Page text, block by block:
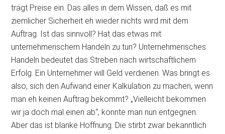
trägt Preise ein. Das alles in dem Wissen, daß es mit
ziemlicher Sicherheit eh wieder nichts wird mit dem
Auftrag. Ist das sinnvoll? Hat das etwas mit
unternehmerischem Handeln zu tun? Unternehmerisches
Handeln bedeutet das Streben nach wirtschaftlichem
Erfolg. Ein Unternehmer will Geld verdienen. Was bringt es
also, sich den Aufwand einer Kalkulation zu machen, wenn
man eh keinen Auftrag bekommt? „Vielleicht bekommen
wir ja doch mal einen ab“, könnte man nun entgegnen.
Aber das ist blanke Hoffnung. Die stirbt zwar bekanntlich